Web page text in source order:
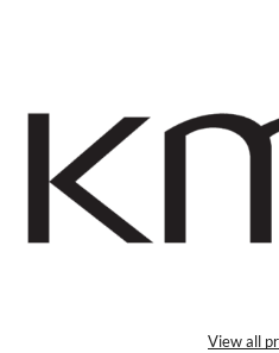
View all